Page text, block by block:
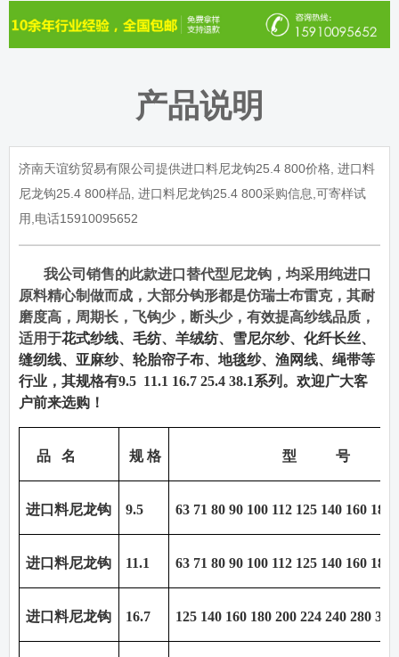
产品说明
济南天谊纺贸易有限公司提供进口料尼龙钩25.4 800价格, 进口料
尼龙钩25.4 800样品, 进口料尼龙钩25.4 800采购信息,可寄样试
用,电话15910095652
我公司销售的此款进口替代型尼龙钩，均采用纯进口
原料精心制做而成，大部分钩形都是仿瑞士布雷克，其耐
磨度高，周期长，飞钩少，断头少，有效提高纱线品质，
适用于花式纱线、毛纺、羊绒纺、雪尼尔纱、化纤长丝、
缝纫线、亚麻纱、轮胎帘子布、地毯纱、渔网线、绳带等
行业，其规格有9.5 11.1 16.7 25.4 38.1系列。欢迎广大客
户前来选购！
品 名 规 格 型 号
进口料尼龙钩 9.5 63 71 80 90 100 112 125 140 160
进口料尼龙钩 11.1 63 71 80 90 100 112 125 140 160
进口料尼龙钩 16.7 125 140 160 180 200 224 240 280